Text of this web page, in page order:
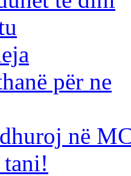
për ne
në